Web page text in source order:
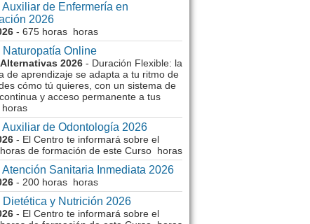
de Enfermería en
2026
- 675 horas horas
Naturopatía Online
2026 - Duración Flexible: la
de aprendizaje se adapta a tu ritmo de
cómo tú quieres, con un sistema de
y acceso permanente a tus
Auxiliar de Odontología 2026
- El Centro te informará sobre el
de formación de este Curso horas
Sanitaria Inmediata 2026
- 200 horas horas
Dietética y Nutrición 2026
- El Centro te informará sobre el